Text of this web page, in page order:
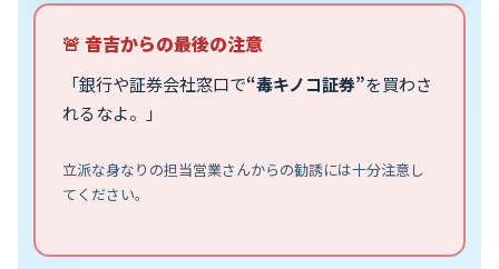
🚨 音吉からの最後の注意
「銀行や証券会社窓口で“毒キノコ証券”を買わさ
れるなよ。」
立派な身なりの担当営業さんからの勧誘には十分注意し
てください。